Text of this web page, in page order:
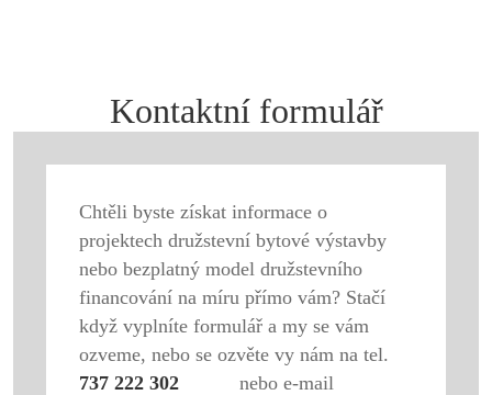
Kontaktní formulář
Chtěli byste získat informace o
projektech družstevní bytové výstavby
nebo bezplatný model družstevního
financování na míru přímo vám? Stačí
když vyplníte formulář a my se vám
ozveme, nebo se ozvěte vy nám na tel.
737 222 302
nebo e-mail